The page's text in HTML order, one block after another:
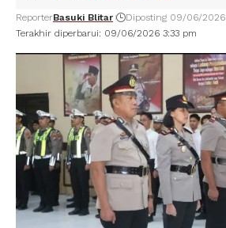
Terakhir diperbarui: 09/06/2026 3:33 pm
ReporterBasuki Blitar Diposting 09/06/2026